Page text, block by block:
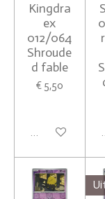
Kingdra
ex
012/064
Shroude
d fable
€ 5,50
Houd mij op de